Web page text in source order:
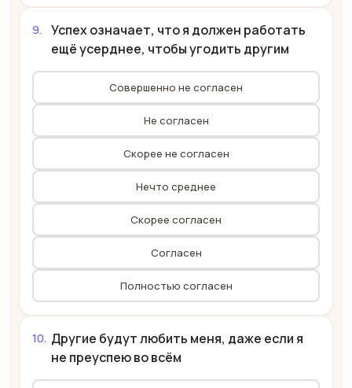
Успех означает, что я должен работать
ещё усерднее, чтобы угодить другим
Совершенно не согласен
Не согласен
Скорее не согласен
Нечто среднее
Скорее согласен
Согласен
Полностью согласен
Другие будут любить меня, даже если я
не преуспею во всём